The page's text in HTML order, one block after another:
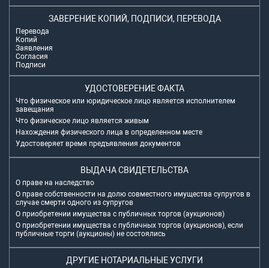
ЗАВЕРЕНИЕ КОПИЙ, ПОДПИСИ, ПЕРЕВОДА
Перевода
Копий
Заявления
Согласия
Подписи
УДОСТОВЕРЕНИЕ ФАКТА
Что физическое или юридическое лицо является исполнителем
завещания
Что физическое лицо является живым
Нахождения физического лица в определенном месте
Удостоверяет время предъявления документов
ВЫДАЧА СВИДЕТЕЛЬСТВА
О праве на наследство
О праве собственности на долю совместного имущества супругов в
случае смерти одного из супругов
О приобретении имущества с публичных торгов (аукционов)
О приобретении имущества с публичных торгов (аукционов), если
публичные торги (аукционы) не состоялись
ДРУГИЕ НОТАРИАЛЬНЫЕ УСЛУГИ